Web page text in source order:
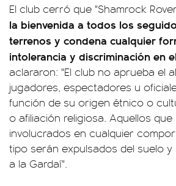
El club cerró que "Shamrock
la bienvenida a todos los
terrenos y condena cualquier
intolerancia y discriminación en
aclararon: "El club no aprueba el
jugadores, espectadores u
función de su origen étnico o
o afiliación religiosa. Aquellos
involucrados en cualquier
tipo serán expulsados del suelo
a la Gardaí".